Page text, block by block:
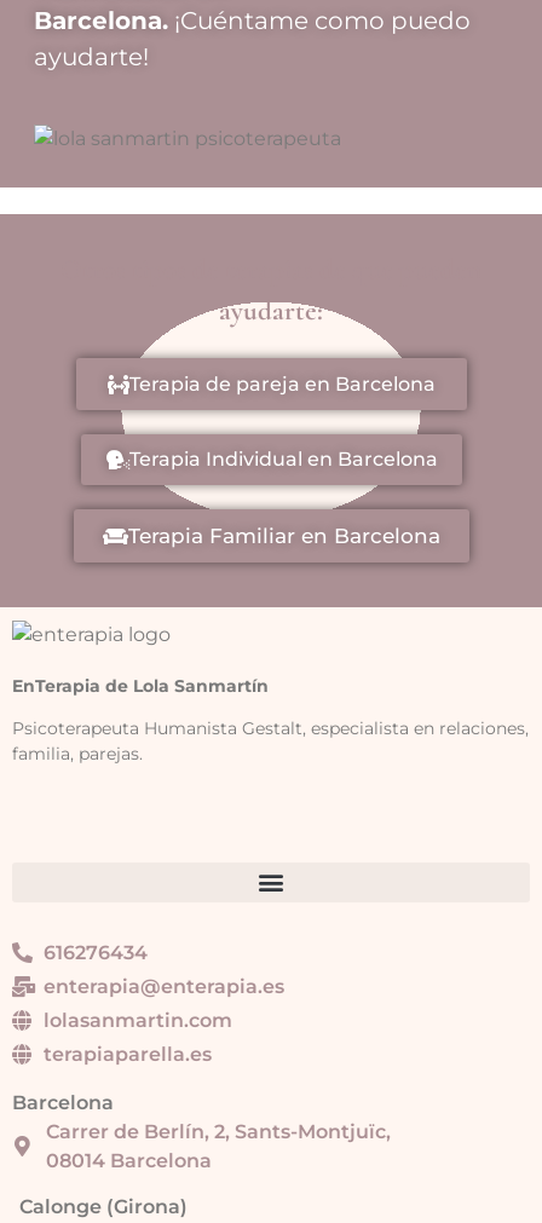
Barcelona. ¡Cuéntame como puedo
ayudarte!
ayudarte:
Terapia de pareja en Barcelona
Terapia Individual en Barcelona
Terapia Familiar en Barcelona
EnTerapia de Lola Sanmartín
Psicoterapeuta Humanista Gestalt, especialista en relaciones,
familia, parejas.
616276434
enterapia@enterapia.es
lolasanmartin.com
terapiaparella.es
Barcelona
Carrer de Berlín, 2, Sants-Montjuïc,
08014 Barcelona
Calonge (Girona)